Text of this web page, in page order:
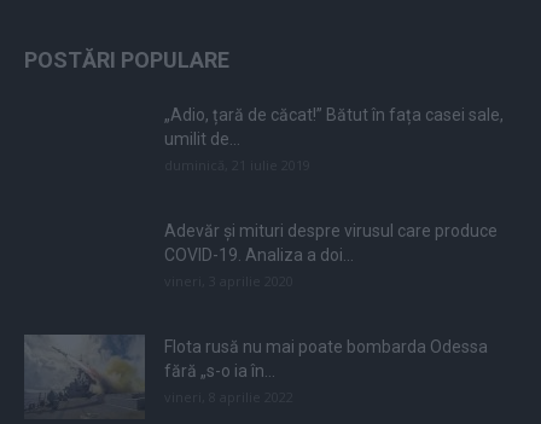
POSTĂRI POPULARE
„Adio, țară de căcat!” Bătut în fața casei sale,
umilit de...
Adevăr și mituri despre virusul care produce
COVID-19. Analiza a doi...
Flota rusă nu mai poate bombarda Odessa
fără „s-o ia în...